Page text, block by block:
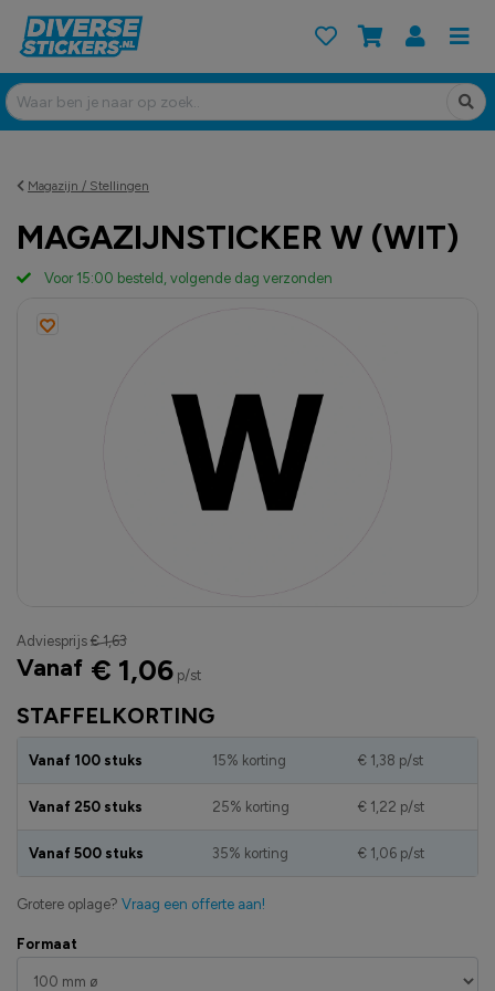
Magazijn / Stellingen
MAGAZIJNSTICKER W (WIT)
Formaat
STAFFELKORTING
Vanaf 100 stuks 15% korting € 1,38 p/st
Vanaf 250 stuks 25% korting € 1,22 p/st
Vanaf 500 stuks 35% korting € 1,06p/st
Grotere oplage? Vraag een offerte aan!
Adviesprijs € 1,63
Vanaf € 1,06p/st
Voor 15:00 besteld, volgende dag verzonden